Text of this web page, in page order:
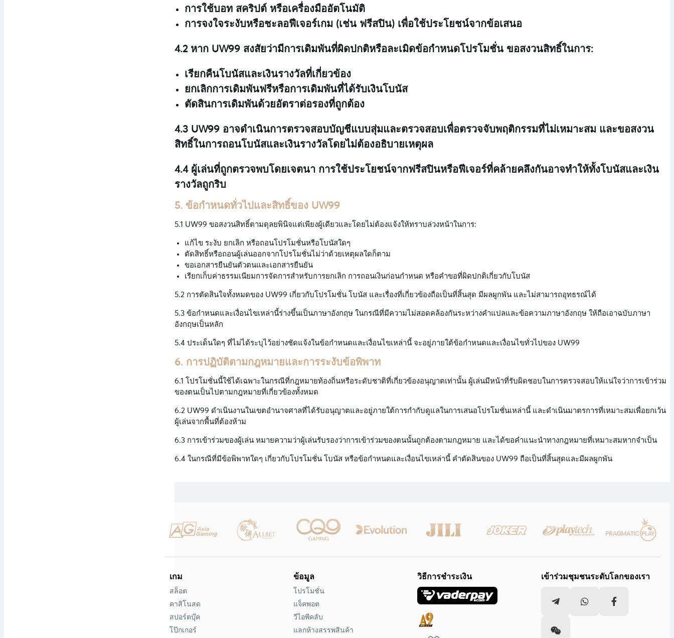
การใช้บอท สคริปต์ หรือเครื่องมืออัตโนมัติ
การจงใจระงับหรือชะลอฟีเจอร์เกม (เช่น ฟรีสปิน) เพื่อใช้ประโยชน์จากข้อเสนอ
4.2 หาก UW99 สงสัยว่ามีการเดิมพันที่ผิดปกติหรือละเมิดข้อกำหนดโปรโมชั่น ขอสงวนสิทธิ์ในการ:
เรียกคืนโบนัสและเงินรางวัลที่เกี่ยวข้อง
ยกเลิกการเดิมพันฟรีหรือการเดิมพันที่ได้รับเงินโบนัส
ตัดสินการเดิมพันด้วยอัตราต่อรองที่ถูกต้อง
4.3 UW99 อาจดำเนินการตรวจสอบบัญชีแบบสุ่มและตรวจสอบเพื่อตรวจจับพฤติกรรมที่ไม่เหมาะสม และขอสงวน
สิทธิ์ในการถอนโบนัสและเงินรางวัลโดยไม่ต้องอธิบายเหตุผล
4.4 ผู้เล่นที่ถูกตรวจพบโดยเจตนา การใช้ประโยชน์จากฟรีสปินหรือฟีเจอร์ที่คล้ายคลึงกันอาจทำให้ทั้งโบนัสและเงิน
รางวัลถูกริบ
5. ข้อกำหนดทั่วไปและสิทธิ์ของ UW99
5.1 UW99 ขอสงวนสิทธิ์ตามดุลยพินิจแต่เพียงผู้เดียวและโดยไม่ต้องแจ้งให้ทราบล่วงหน้าในการ:
แก้ไข ระงับ ยกเลิก หรือถอนโปรโมชั่นหรือโบนัสใดๆ
ตัดสิทธิ์หรือถอนผู้เล่นออกจากโปรโมชั่นไม่ว่าด้วยเหตุผลใดก็ตาม
ขอเอกสารยืนยันตัวตนและเอกสารยืนยัน
เรียกเก็บค่าธรรมเนียมการจัดการสำหรับการยกเลิก การถอนเงินก่อนกำหนด หรือคำขอที่ผิดปกติเกี่ยวกับโบนัส
5.2 การตัดสินใจทั้งหมดของ UW99 เกี่ยวกับโปรโมชั่น โบนัส และเรื่องที่เกี่ยวข้องถือเป็นที่สิ้นสุด มีผลผูกพัน และไม่สามารถอุทธรณ์ได้
5.3 ข้อกำหนดและเงื่อนไขเหล่านี้ร่างขึ้นเป็นภาษาอังกฤษ ในกรณีที่มีความไม่สอดคล้องกันระหว่างคำแปลและข้อความภาษาอังกฤษ ให้ถือเอาฉบับภาษา
อังกฤษเป็นหลัก
5.4 ประเด็นใดๆ ที่ไม่ได้ระบุไว้อย่างชัดแจ้งในข้อกำหนดและเงื่อนไขเหล่านี้ จะอยู่ภายใต้ข้อกำหนดและเงื่อนไขทั่วไปของ UW99
6. การปฏิบัติตามกฎหมายและการระงับข้อพิพาท
6.1 โปรโมชั่นนี้ใช้ได้เฉพาะในกรณีที่กฎหมายท้องถิ่นหรือระดับชาติที่เกี่ยวข้องอนุญาตเท่านั้น ผู้เล่นมีหน้าที่รับผิดชอบในการตรวจสอบให้แน่ใจว่าการเข้าร่วม
ของตนเป็นไปตามกฎหมายที่เกี่ยวข้องทั้งหมด
6.2 UW99 ดำเนินงานในเขตอำนาจศาลที่ได้รับอนุญาตและอยู่ภายใต้การกำกับดูแลในการเสนอโปรโมชั่นเหล่านี้ และดำเนินมาตรการที่เหมาะสมเพื่อยกเว้น
ผู้เล่นจากพื้นที่ต้องห้าม
6.3 การเข้าร่วมของผู้เล่น หมายความว่าผู้เล่นรับรองว่าการเข้าร่วมของตนนั้นถูกต้องตามกฎหมาย และได้ขอคำแนะนำทางกฎหมายที่เหมาะสมหากจำเป็น
6.4 ในกรณีที่มีข้อพิพาทใดๆ เกี่ยวกับโปรโมชั่น โบนัส หรือข้อกำหนดและเงื่อนไขเหล่านี้ คำตัดสินของ UW99 ถือเป็นที่สิ้นสุดและมีผลผูกพัน
เกม
สล็อต
คาสิโนสด
สปอร์ตบุ๊ค
โป๊กเกอร์
ข้อมูล
โปรโมชั่น
แจ็คพอต
วีไอพีคลับ
แลกห้างสรรพสินค้า
วิธีการชำระเงิน เข้าร่วมชุมชนระดับโลกของเรา